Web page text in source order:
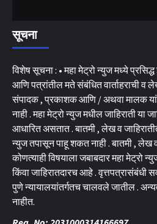
सूचना
विशेष सूचना : • महा मेट्रो न्युज मध्ये
आणि पत्रांतील मते संबंधित वार्ताहराची
संपादक , प्रकाशक आणि / अथवा मालक
नाही . महा मेट्रो न्युज मधील जाहिराती या
आधारित असतात . बातमी , लेख व
न्युज तपासून पाहू शकत नाही . बातमी , लेख व
कोणत्याही विषयाला जबाबदार महा मेट्रो
किंवा जाहिरातदारच आहे . वृत्तपत्रासंबंधी
पुणे न्यायालयांतर्गतच चालवले जातील .
नाहीत.